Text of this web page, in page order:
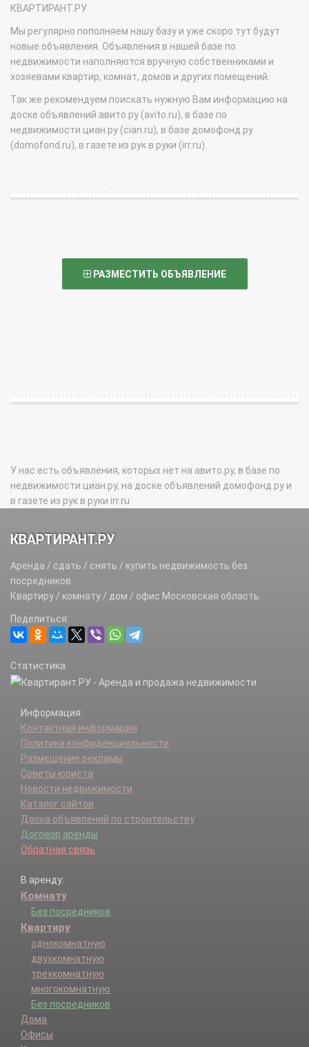
КВАРТИРАНТ.РУ
Мы регулярно пополняем нашу базу и уже скоро тут будут
новые объявления. Объявления в нашей базе по
недвижимости наполняются вручную собственниками и
хозяевами квартир, комнат, домов и других помещений.
Так же рекомендуем поискать нужную Вам информацию на
доске объявлений авито.ру (avito.ru), в базе по
недвижимости циан.ру (cian.ru), в базе домофонд.ру
(domofond.ru), в газете из рук в руки (irr.ru).
РАЗМЕСТИТЬ ОБЪЯВЛЕНИЕ
У нас есть объявления, которых нет на авито.ру, в базе по
недвижимости циан.ру, на доске объявлений домофонд.ру и
в газете из рук в руки irr.ru
КВАРТИРАНТ.РУ
Аренда / сдать / снять / купить недвижимость без
посредников.
Квартиру / комнату / дом / офис Московская область
Поделиться:
Статистика:
Информация:
Контактная информация
Политика конфиденциальности
Размещение рекламы
Советы юриста
Новости недвижимости
Каталог сайтов
Доска объявлений по строительству
Договор аренды
Обратная связь
В аренду:
Комнату
Без посредников
Квартиру
однокомнатную
двухкомнатную
трехкомнатную
многокомнатную
Без посредников
Дома
Офисы